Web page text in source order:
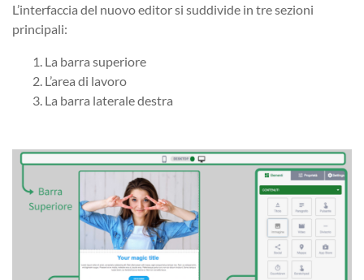
L’interfaccia del nuovo editor si suddivide in tre sezioni
principali:
La barra superiore
L’area di lavoro
La barra laterale destra